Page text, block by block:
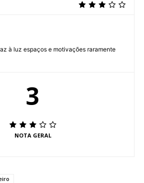
à luz espaços e motivações raramente
3
NOTA GERAL